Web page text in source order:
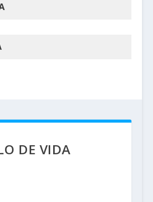
DE VIDA